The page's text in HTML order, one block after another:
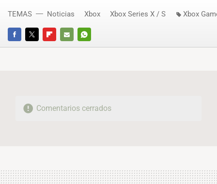
FACEBOOKTWITTERFLIPBOARD
E-
WHATSAPP
TEMAS Noticias Xbox Xbox Series X / S Xbox
Comentarios cerrados